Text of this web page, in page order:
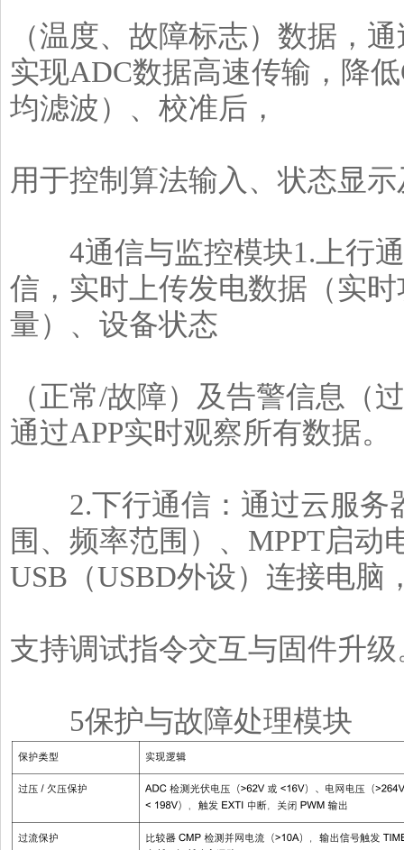
（温度、故障标志）数据，
实现ADC数据高速传输，降
均滤波）、校准后，
用于控制算法输入、状态显
4通信与监控模块1.上行通
信，实时上传发电数据（实
量）、设备状态
（正常/故障）及告警信息（
通过APP实时观察所有数据。
2.下行通信：通过云服务
围、频率范围）、MPPT启动
USB（USBD外设）连接电脑
支持调试指令交互与固件升级
5保护与故障处理模块